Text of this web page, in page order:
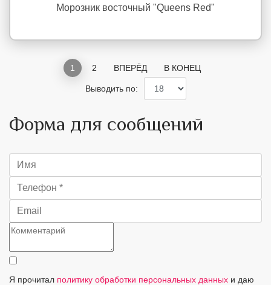
Морозник восточный "Queens Red"
1 2 ВПЕРЁД В КОНЕЦ
Выводить по:
Форма для сообщений
Я прочитал политику обработки персональных данных и даю